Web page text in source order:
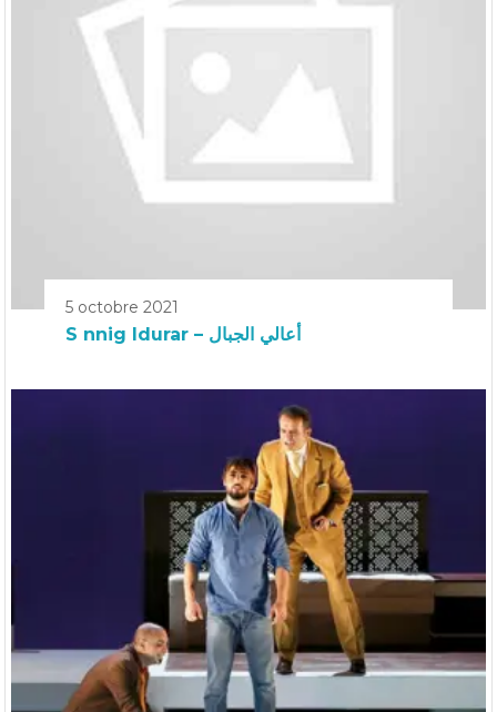
5 octobre 2021
S nnig Idurar – أعالي الجبال